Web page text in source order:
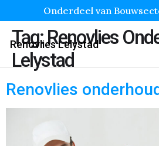
Onderdeel van
Renovlies Lelystad
Tag:Renovlies
Lelystad
Renovlies